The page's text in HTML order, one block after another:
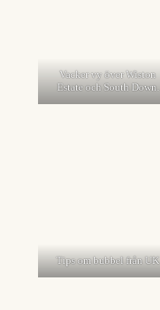
Vacker vy över Wiston
Estate och South Down.
Tips om bubbel från UK